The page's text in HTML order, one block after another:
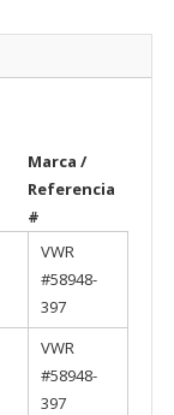
Marca /
Referencia
#
VWR
#58948-
397
VWR
#58948-
397